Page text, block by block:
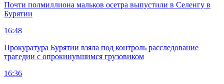
Почти полмиллиона мальков осетра выпустили в Селенгу в
Бурятии
16:48
Прокуратура Бурятии взяла под контроль расследование
трагедии с опрокинувшимся грузовиком
16:36